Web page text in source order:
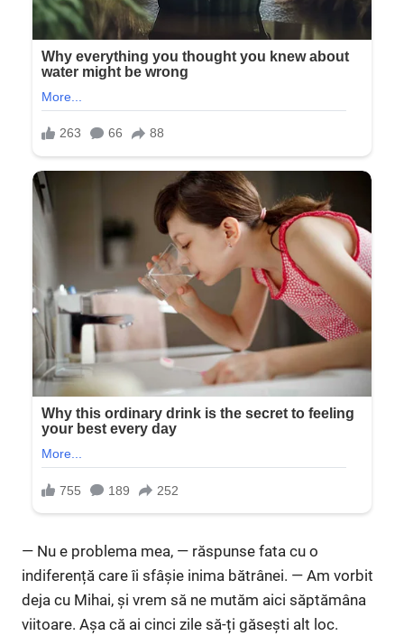
— Nu e problema mea, — răspunse fata cu o
indiferență care îi sfâșie inima bătrânei. — Am vorbit
deja cu Mihai, și vrem să ne mutăm aici săptămâna
viitoare. Așa că ai cinci zile să-ți găsești alt loc.